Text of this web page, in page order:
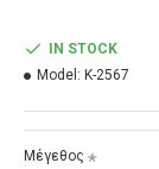
IN STOCK
Model: Κ-2567
Μέγεθος